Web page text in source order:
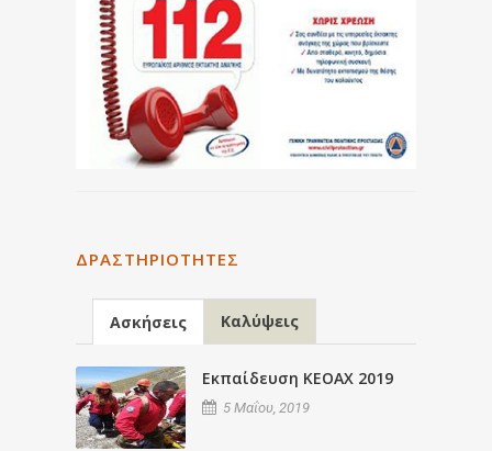
ΔΡΑΣΤΗΡΙΌΤΗΤΕΣ
Ασκήσεις Καλύψεις
Εκπαίδευση ΚΕΟΑΧ 2019
5 Μαΐου, 2019